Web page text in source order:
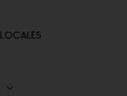
LOCALES